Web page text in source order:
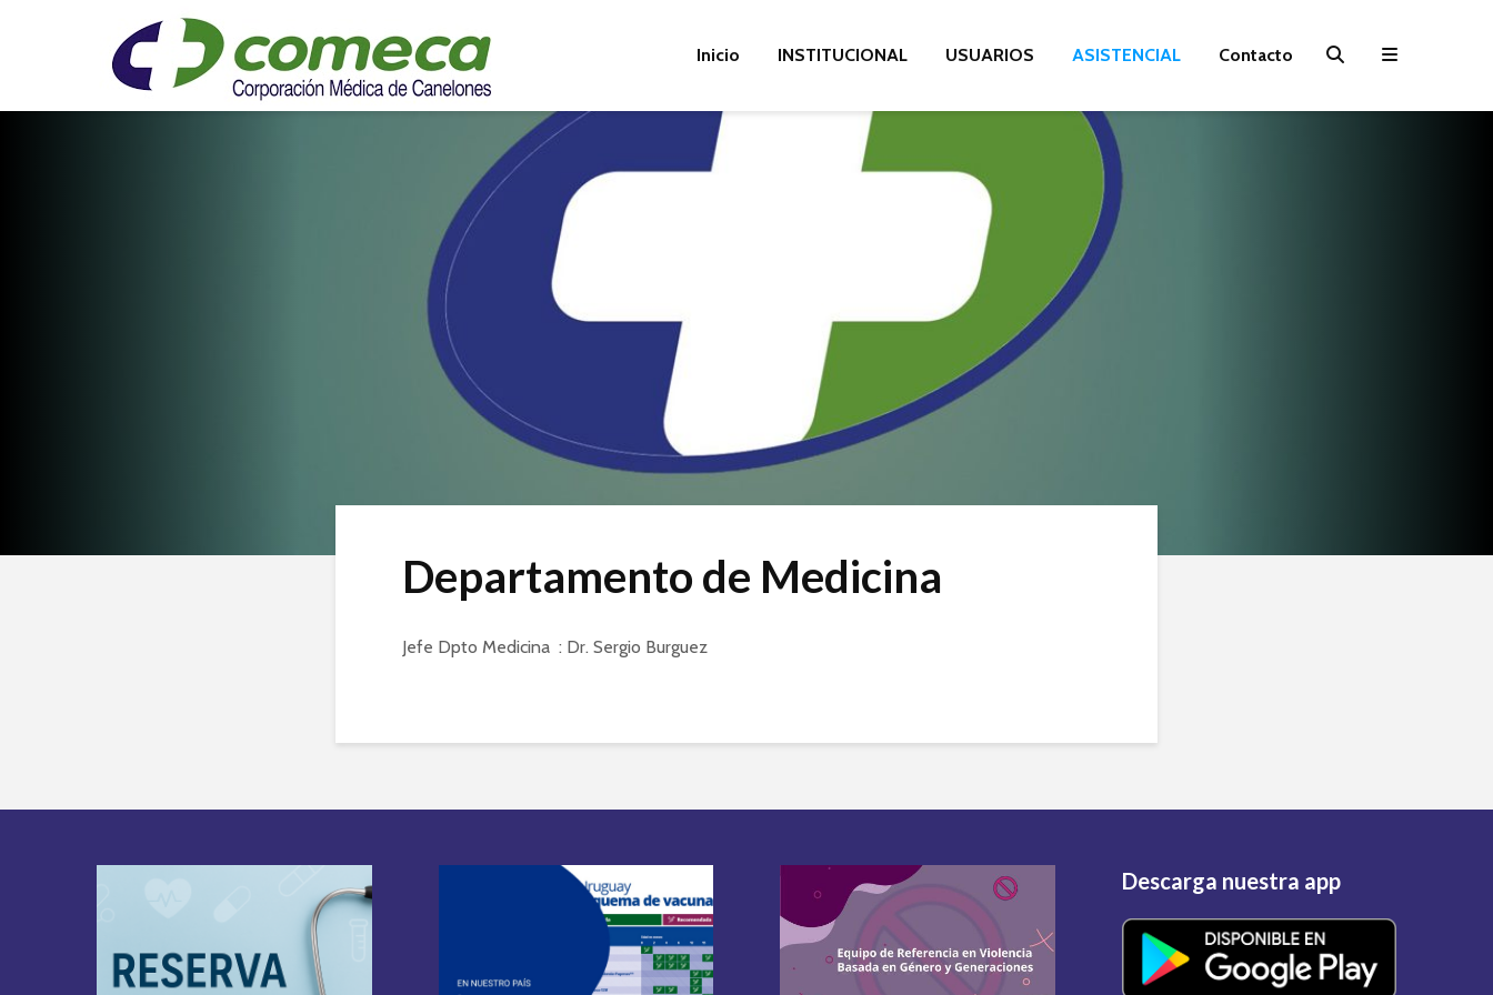
Inicio INSTITUCIONAL USUARIOS ASISTENCIAL Contacto
Departamento de Medicina
Jefe Dpto Medicina : Dr. Sergio Burguez
Descarga nuestra app